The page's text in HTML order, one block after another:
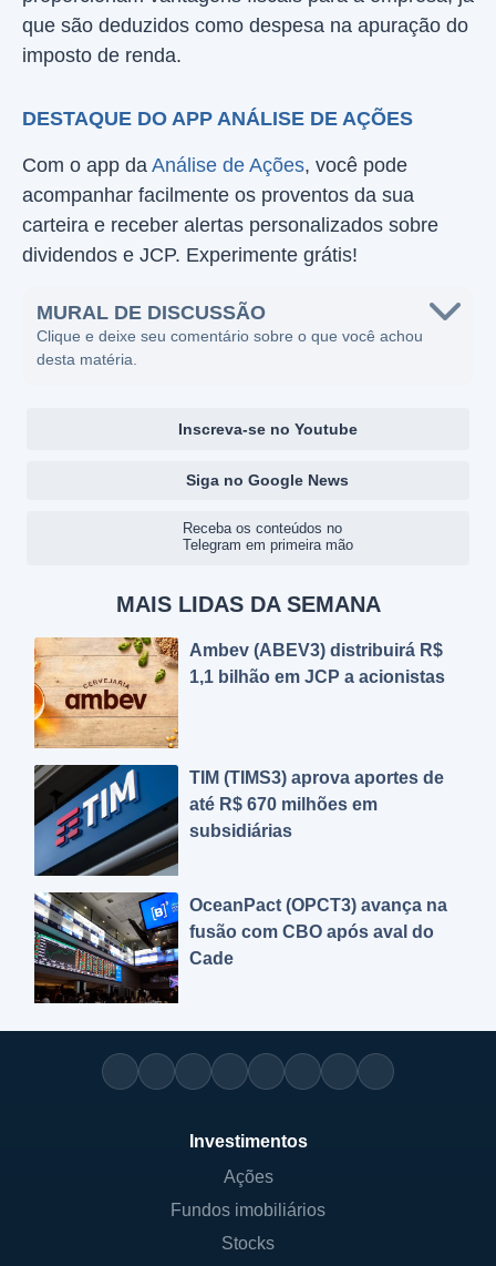
que são deduzidos como despesa na apuração do
imposto de renda.
DESTAQUE DO APP ANÁLISE DE AÇÕES
Com o app da Análise de Ações, você pode
acompanhar facilmente os proventos da sua
carteira e receber alertas personalizados sobre
dividendos e JCP. Experimente grátis!
MURAL DE DISCUSSÃO
Clique e deixe seu comentário sobre o que você achou
desta matéria.
Inscreva-se no Youtube
Siga no Google News
Receba os conteúdos no
Telegram em primeira mão
MAIS LIDAS DA SEMANA
Ambev (ABEV3) distribuirá R$
1,1 bilhão em JCP a acionistas
TIM (TIMS3) aprova aportes de
até R$ 670 milhões em
subsidiárias
OceanPact (OPCT3) avança na
fusão com CBO após aval do
Cade
Investimentos
Ações
Fundos imobiliários
Stocks